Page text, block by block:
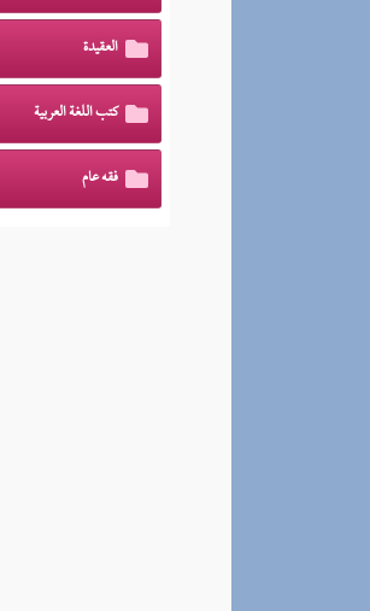
العقيدة
كتب اللغة العربية
فقه عام